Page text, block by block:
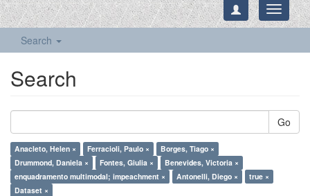
Toggle
Search
Search
Go
Anacleto, Helen × Ferracioli, Paulo ×
Borges, Tiago ×
Drummond, Daniela ×
Fontes, Giulia ×
Benevides, Victoria ×
enquadramento multimodal; impeachment ×
Antonelli, Diego ×
true ×
Dataset ×